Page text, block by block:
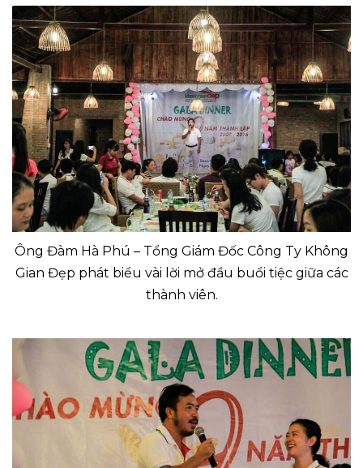
Ông Đàm Hà Phú – Tổng Giám Đốc Công Ty Không
Gian Đẹp phát biểu vài lời mở đầu buổi tiệc giữa các
thành viên.